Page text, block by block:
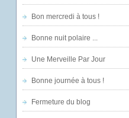
Bon mercredi à tous !
Bonne nuit polaire ...
Une Merveille Par Jour
Bonne journée à tous !
Fermeture du blog